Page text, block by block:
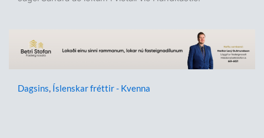
Dagsins, Íslenskar fréttir - Kvenna